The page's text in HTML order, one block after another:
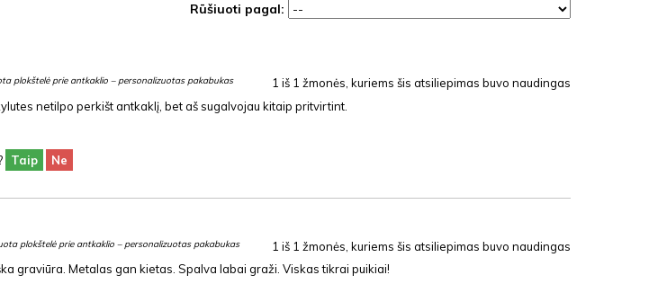
Rūšiuoti pagal:
plokštelė prie antkaklio – personalizuotas pakabukas 1 iš 1 žmonės, kuriems šis atsiliepimas buvo naudingas
netilpo perkišt antkaklį, bet aš sugalvojau kitaip pritvirtint.
Taip Ne
plokštelė prie antkaklio – personalizuotas pakabukas 1 iš 1 žmonės, kuriems šis atsiliepimas buvo naudingas
graviūra. Metalas gan kietas. Spalva labai graži. Viskas tikrai puikiai!